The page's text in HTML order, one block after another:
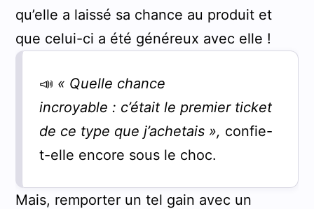
qu’elle a laissé sa chance au produit et
que celui-ci a été généreux avec elle !
📣 « Quelle chance
incroyable : c’était le premier ticket
de ce type que j’achetais », confie-
t-elle encore sous le choc.
Mais, remporter un tel gain avec un